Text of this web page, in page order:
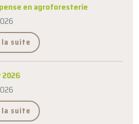
en agroforesterie
suite
2026
suite